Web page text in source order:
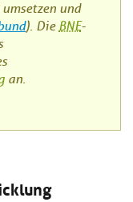
und
). Die BNE-
an.